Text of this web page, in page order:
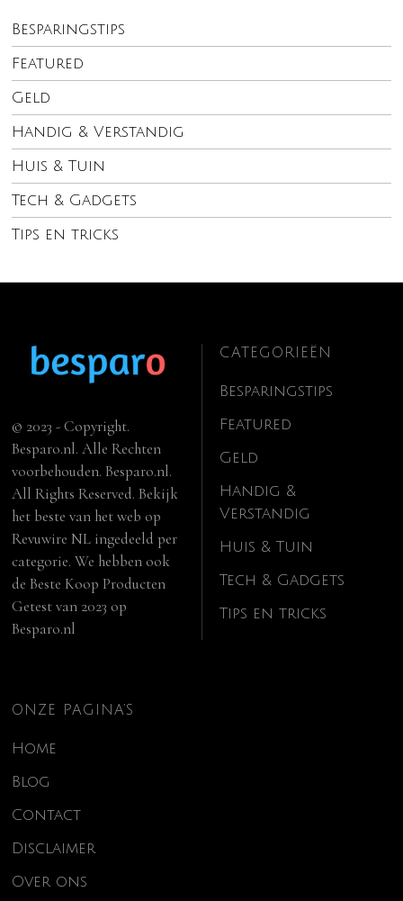
Besparingstips
Featured
Geld
Handig & Verstandig
Huis & Tuin
Tech & Gadgets
Tips en tricks
© 2023 - Copyright.
Besparo.nl. Alle Rechten
voorbehouden. Besparo.nl.
All Rights Reserved. Bekijk
het beste van het web op
Revuwire NL ingedeeld per
categorie. We hebben ook
deBeste Koop Producten
Getest van 2023 op
Besparo.nl
CATEGORIEËN
Besparingstips
Featured
Geld
Handig &
Verstandig
Huis & Tuin
Tech & Gadgets
Tips en tricks
ONZE PAGINA’S
Home
Blog
Contact
Disclaimer
Over ons